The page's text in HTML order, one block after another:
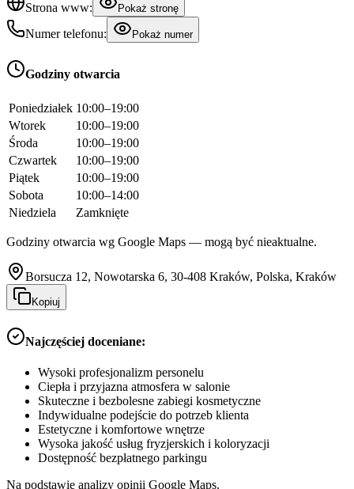
Strona www:
Pokaż stronę
Numer telefonu: Pokaż numer
Godziny otwarcia
Poniedziałek 10:00–19:00
Wtorek
10:00–19:00
Środa
10:00–19:00
Czwartek
10:00–19:00
Piątek
10:00–19:00
Sobota
10:00–14:00
Niedziela
Zamknięte
Godziny otwarcia wg Google Maps — mogą być nieaktualne.
Borsucza 12, Nowotarska 6, 30-408 Kraków, Polska, Kraków
Kopiuj
Najczęściej doceniane:
Wysoki profesjonalizm personelu
Ciepła i przyjazna atmosfera w salonie
Skuteczne i bezbolesne zabiegi kosmetyczne
Indywidualne podejście do potrzeb klienta
Estetyczne i komfortowe wnętrze
Wysoka jakość usług fryzjerskich i koloryzacji
Dostępność bezpłatnego parkingu
Na podstawie analizy opinii Google Maps.